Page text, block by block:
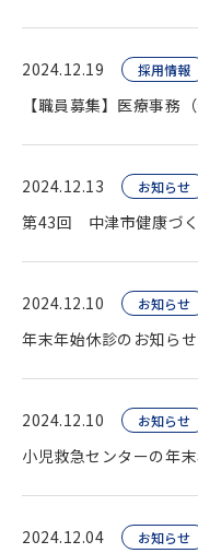
2024.12.19 採用情報
【職員募集】医療事務
2024.12.13 お知らせ
第43回 中津市健康づ
2024.12.10 お知らせ
年末年始休診のお知らせ
2024.12.10 お知らせ
小児救急センターの年
2024.12.04 お知らせ